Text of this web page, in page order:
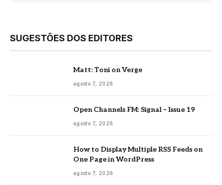
SUGESTÕES DOS EDITORES
Matt: Toni on Verge
agosto 7, 2026
Open Channels FM: Signal – Issue 19
agosto 7, 2026
How to Display Multiple RSS Feeds on
One Page in WordPress
agosto 7, 2026